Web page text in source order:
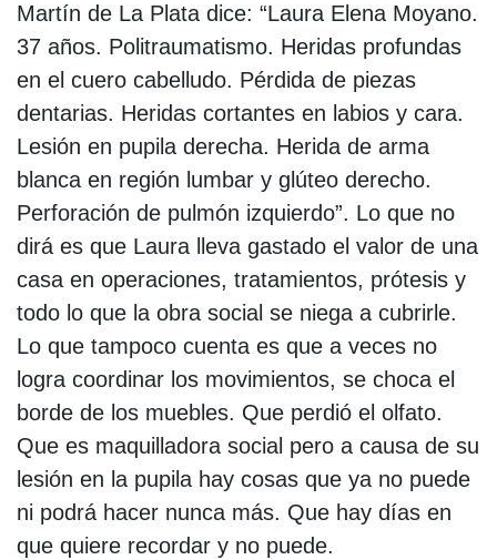
Martín de La Plata dice: “Laura Elena Moyano.
37 años. Politraumatismo. Heridas profundas
en el cuero cabelludo. Pérdida de piezas
dentarias. Heridas cortantes en labios y cara.
Lesión en pupila derecha. Herida de arma
blanca en región lumbar y glúteo derecho.
Perforación de pulmón izquierdo”. Lo que no
dirá es que Laura lleva gastado el valor de una
casa en operaciones, tratamientos, prótesis y
todo lo que la obra social se niega a cubrirle.
Lo que tampoco cuenta es que a veces no
logra coordinar los movimientos, se choca el
borde de los muebles. Que perdió el olfato.
Que es maquilladora social pero a causa de su
lesión en la pupila hay cosas que ya no puede
ni podrá hacer nunca más. Que hay días en
que quiere recordar y no puede.